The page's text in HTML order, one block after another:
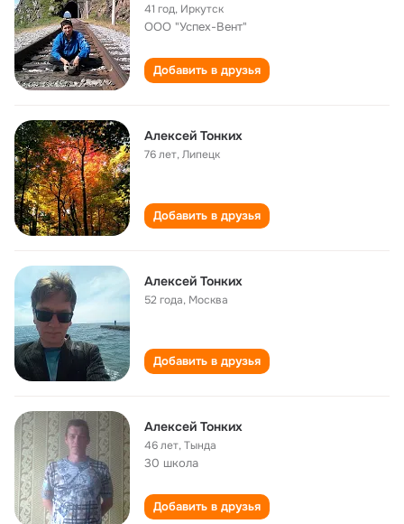
41 год, Иркутск
ООО "Успех-Вент"
Добавить в друзья
Алексей Тонких
76 лет,Липецк
Добавить в друзья
Алексей Тонких
52 года, Москва
Добавить в друзья
Алексей Тонких
46 лет,Тында
30 школа
Добавить в друзья